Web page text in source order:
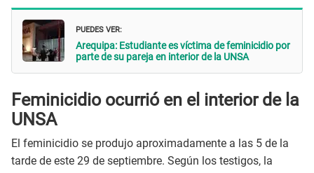
PUEDES VER:
Arequipa: Estudiante es víctima de feminicidio por
parte de su pareja en interior de la UNSA
Feminicidio ocurrió en el interior de la
UNSA
El feminicidio se produjo aproximadamente a las 5 de la
tarde de este 29 de septiembre. Según los testigos, la